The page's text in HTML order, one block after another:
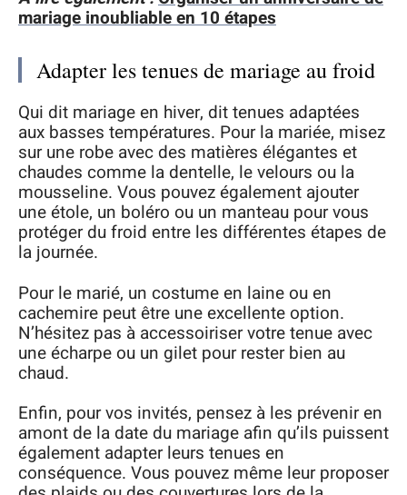
mariage inoubliable en 10 étapes
Adapter les tenues de mariage au froid
Qui dit mariage en hiver, dit tenues adaptées
aux basses températures. Pour la mariée, misez
sur une robe avec des matières élégantes et
chaudes comme la dentelle, le velours ou la
mousseline. Vous pouvez également ajouter
une étole, un boléro ou un manteau pour vous
protéger du froid entre les différentes étapes de
la journée.
Pour le marié, un costume en laine ou en
cachemire peut être une excellente option.
N’hésitez pas à accessoiriser votre tenue avec
une écharpe ou un gilet pour rester bien au
chaud.
Enfin, pour vos invités, pensez à les prévenir en
amont de la date du mariage afin qu’ils puissent
également adapter leurs tenues en
conséquence. Vous pouvez même leur proposer